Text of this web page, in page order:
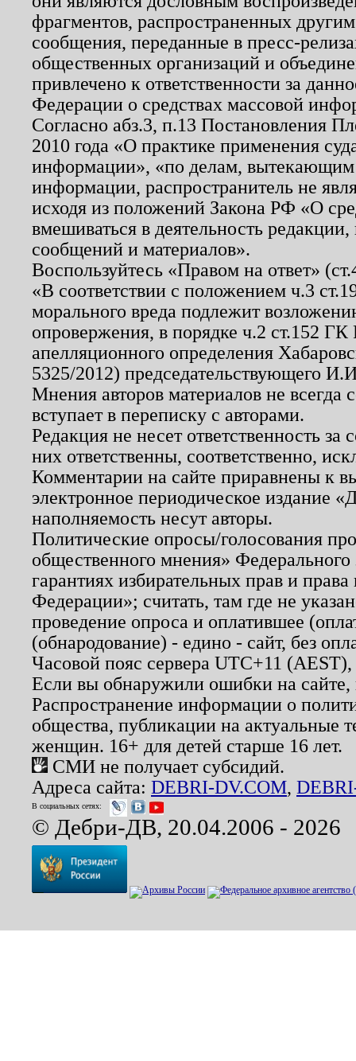
фрагментов, распространенных
сообщения, переданные в пресс-
общественных организаций и
привлечено к ответственности за
Федерации о средствах массовой
Согласно абз.3, п.13 Постановления
2010 года «О практике применения
информации», «по делам, вытекающим
информации, распространитель не
исходя из положений Закона РФ «О
вмешиваться в деятельность
сообщений и материалов».
Воспользуйтесь «Правом на ответ»
«В соответствии с положением ч.3
морального вреда подлежит
опровержения, в порядке ч.2 ст.152
апелляционного определения
5325/2012) председательствующего
Мнения авторов материалов не
вступает в переписку с авторами.
Редакция не несет ответственность
них ответственны, соответственно,
Комментарии на сайте приравнены к
электронное периодическое издание
наполняемость несут авторы.
Политические опросы/голосования
общественного мнения»
гарантиях избирательных прав и
Федерации»; считать, там где не
проведение опроса и оплатившее
(обнародование) - едино - сайт, без
Часовой пояс сервера UTC+11
Если вы обнаружили ошибки на
Распространение информации о
общества, публикации на актуальные
женщин. 16+ для детей старше 16 лет.
СМИ не получает субсидий.
Адреса сайта: DEBRI-DV.COM,
В социальных сетях:
© Дебри-ДВ, 20.04.2006 - 2026